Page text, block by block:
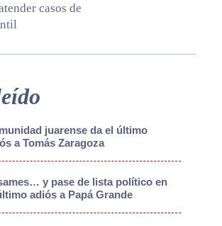
casos de
juarense da el último
a Tomás Zaragoza
y pase de lista político en
adiós a Papá Grande